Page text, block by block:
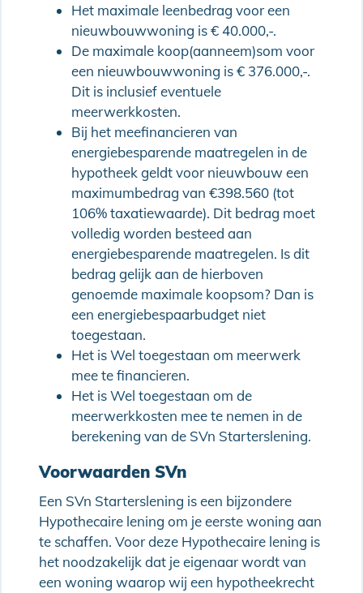
Het maximale leenbedrag voor een
nieuwbouwwoning is € 40.000,-.
De maximale koop(aanneem)som voor
een nieuwbouwwoning is € 376.000,-.
Dit is inclusief eventuele
meerwerkkosten.
Bij het meefinancieren van
energiebesparende maatregelen in de
hypotheek geldt voor nieuwbouw een
maximumbedrag van €398.560 (tot
106% taxatiewaarde). Dit bedrag moet
volledig worden besteed aan
energiebesparende maatregelen. Is dit
bedrag gelijk aan de hierboven
genoemde maximale koopsom? Dan is
een energiebespaarbudget niet
toegestaan.
Het is Wel toegestaan om meerwerk
mee te financieren.
Het is Wel toegestaan om de
meerwerkkosten mee te nemen in de
berekening van de SVn Starterslening.
Voorwaarden SVn
Een SVn Starterslening is een bijzondere
Hypothecaire lening om je eerste woning aan
te schaffen. Voor deze Hypothecaire lening is
het noodzakelijk dat je eigenaar wordt van
een woning waarop wij een hypotheekrecht